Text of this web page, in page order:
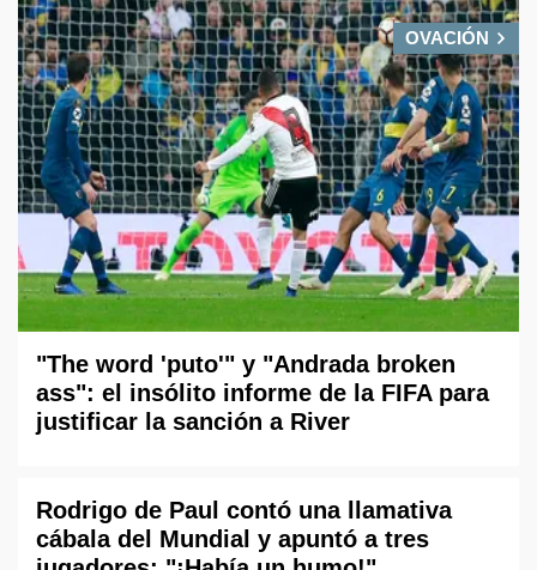
OVACIÓN
"The word 'puto'" y "Andrada broken
ass": el insólito informe de la FIFA para
justificar la sanción a River
Rodrigo de Paul contó una llamativa
cábala del Mundial y apuntó a tres